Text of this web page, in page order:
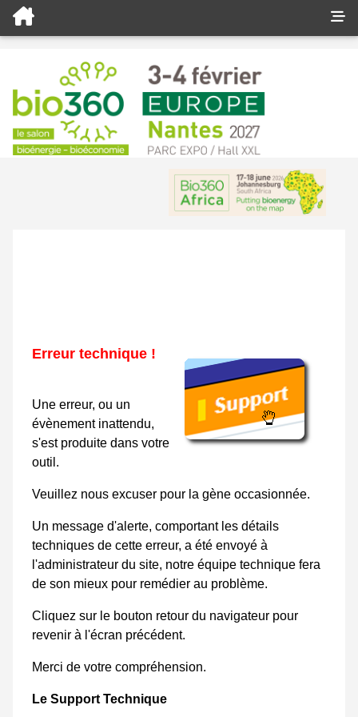
Erreur technique !
Une erreur, ou un
évènement inattendu,
s'est produite dans votre
outil.
Veuillez nous excuser pour la gène occasionnée.
Un message d'alerte, comportant les détails
techniques de cette erreur, a été envoyé à
l'administrateur du site, notre équipe technique fera
de son mieux pour remédier au problème.
Cliquez sur le bouton retour du navigateur pour
revenir à l'écran précédent.
Merci de votre compréhension.
Le Support Technique